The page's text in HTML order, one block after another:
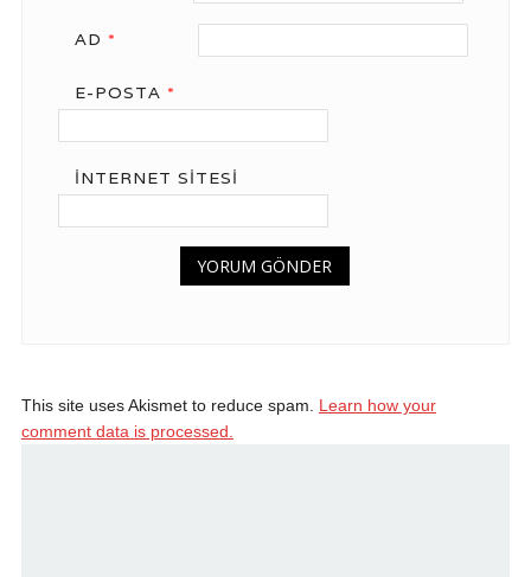
AD *
E-POSTA *
İNTERNET SITESI
This site uses Akismet to reduce spam. Learn how your
comment data is processed.